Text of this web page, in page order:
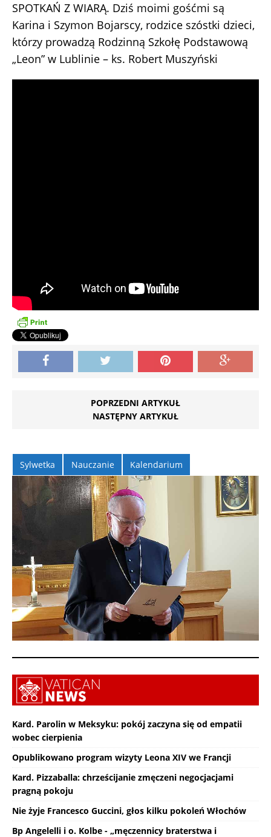
SPOTKAŃ Z WIARĄ. Dziś moimi gośćmi są
Karina i Szymon Bojarscy, rodzice szóstki dzieci,
którzy prowadzą Rodzinną Szkołę Podstawową
„Leon” w Lublinie – ks. Robert Muszyński
POPRZEDNI ARTYKUŁ
NASTĘPNY ARTYKUŁ
Sylwetka Nauczanie Kalendarium
Kard. Parolin w Meksyku: pokój zaczyna się od empatii
wobec cierpienia
Opublikowano program wizyty Leona XIV we Francji
Kard. Pizzaballa: chrześcijanie zmęczeni negocjacjami
pragną pokoju
Nie żyje Francesco Guccini, głos kilku pokoleń Włochów
Bp Angelelli i o. Kolbe - „męczennicy braterstwa i